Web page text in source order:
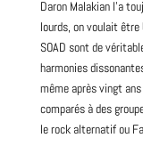
Daron Malakian l’a
lourds, on voulait
SOAD sont de
harmonies
même après vingt
comparés à des
le rock alternatifou